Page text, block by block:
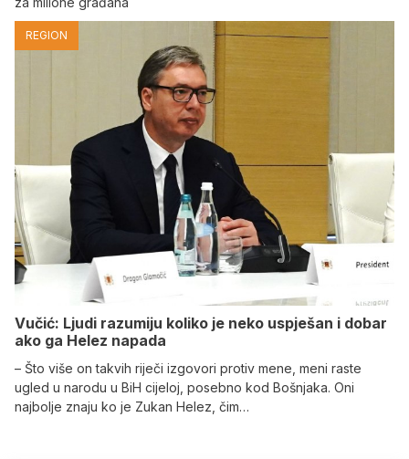
REGION
Vučić: Ljudi razumiju koliko je neko uspješan i dobar
ako ga Helez napada
– Što više on takvih riječi izgovori protiv mene, meni raste
ugled u narodu u BiH cijeloj, posebno kod Bošnjaka. Oni
najbolje znaju ko je Zukan Helez, čim…